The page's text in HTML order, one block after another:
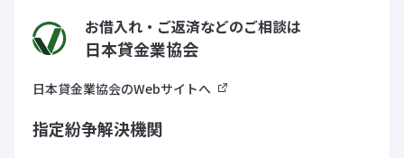
お借入れ・ご返済などのご相談は
日本貸金業協会
日本貸金業協会のWebサイトへ
指定紛争解決機関